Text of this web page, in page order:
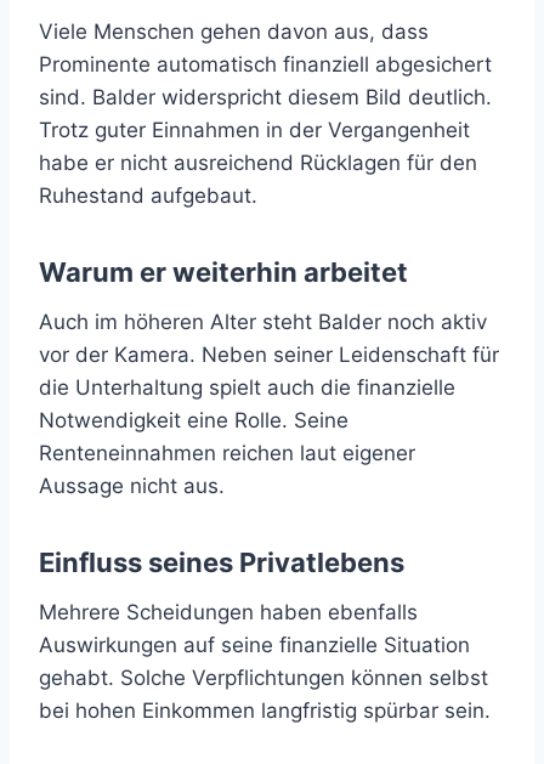
Viele Menschen gehen davon aus, dass
Prominente automatisch finanziell abgesichert
sind. Balder widerspricht diesem Bild deutlich.
Trotz guter Einnahmen in der Vergangenheit
habe er nicht ausreichend Rücklagen für den
Ruhestand aufgebaut.
Warum er weiterhin arbeitet
Auch im höheren Alter steht Balder noch aktiv
vor der Kamera. Neben seiner Leidenschaft für
die Unterhaltung spielt auch die finanzielle
Notwendigkeit eine Rolle. Seine
Renteneinnahmen reichen laut eigener
Aussage nicht aus.
Einfluss seines Privatlebens
Mehrere Scheidungen haben ebenfalls
Auswirkungen auf seine finanzielle Situation
gehabt. Solche Verpflichtungen können selbst
bei hohen Einkommen langfristig spürbar sein.